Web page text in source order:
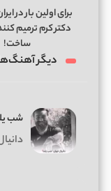
ساخت!
دیگر
شب